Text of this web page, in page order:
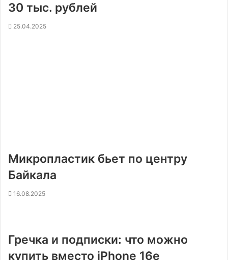
30 тыс. рублей
25.04.2025
Микропластик бьет по центру
Байкала
16.08.2025
Гречка и подписки: что можно
купить вместо iPhone 16e